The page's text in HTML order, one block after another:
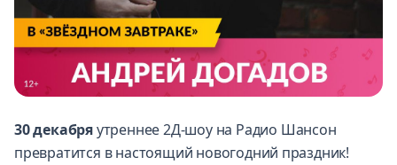
30 декабряутреннее 2Д-шоу на Радио Шансон
превратится в настоящий новогодний праздник!